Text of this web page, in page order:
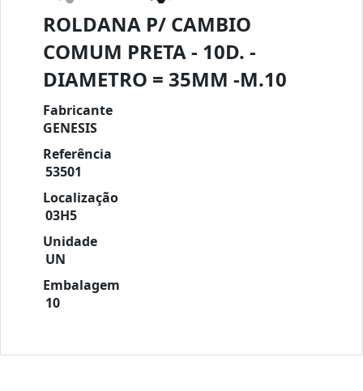
ROLDANA P/ CAMBIO
COMUM PRETA - 10D. -
DIAMETRO = 35MM -M.10
Fabricante
GENESIS
Referência
53501
Localização
03H5
Unidade
UN
Embalagem
10